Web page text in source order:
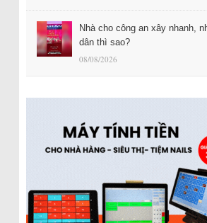
Nhà cho công an xây nhanh,
dân thì sao?
08/08/2026